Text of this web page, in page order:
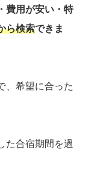
費用が安い・特
ら検索できま
、希望に合った
た合宿期間を過